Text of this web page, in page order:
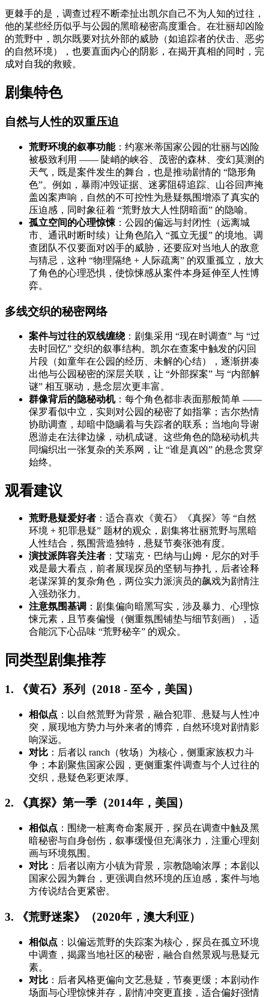
更棘手的是，调查过程不断牵扯出凯尔自己不为人知的过往，
他的某些经历似乎与公园的黑暗秘密高度重合。在壮丽却凶险
的荒野中，凯尔既要对抗外部的威胁（如追踪者的伏击、恶劣
的自然环境），也要直面内心的阴影，在揭开真相的同时，完
成对自我的救赎。
剧集特色
自然与人性的双重压迫
荒野环境的叙事功能：约塞米蒂国家公园的壮丽与凶险
被极致利用 —— 陡峭的峡谷、茂密的森林、变幻莫测的
天气，既是案件发生的舞台，也是推动剧情的 “隐形角
色”。例如，暴雨冲毁证据、迷雾阻碍追踪、山谷回声掩
盖凶案声响，自然的不可控性为悬疑氛围增添了真实的
压迫感，同时象征着 “荒野放大人性阴暗面” 的隐喻。
孤立空间的心理惊悚 ：公园的偏远与封闭性（远离城
市、通讯时断时续）让角色陷入 “孤立无援” 的境地。调
查团队不仅要面对凶手的威胁，还要应对当地人的敌意
与猜忌，这种 “物理隔绝 + 人际疏离” 的双重孤立，放大
了角色的心理恐惧，使惊悚感从案件本身延伸至人性博
弈。
多线交织的秘密网络
案件与过往的双线缠绕 ：剧集采用 “现在时调查” 与 “过
去时回忆” 交织的叙事结构。凯尔在查案中触发的闪回
片段（如童年在公园的经历、未解的心结），逐渐拼凑
出他与公园秘密的深层关联，让 “外部探案” 与 “内部解
谜” 相互驱动，悬念层次更丰富。
群像背后的隐秘动机：每个角色都非表面那般简单 ——
保罗看似中立，实则对公园的秘密了如指掌；吉尔热情
协助调查，却暗中隐瞒着与失踪者的联系；当地向导谢
恩游走在法律边缘，动机成谜。这些角色的隐秘动机共
同编织出一张复杂的关系网，让 “谁是真凶” 的悬念贯穿
始终。
观看建议
荒野悬疑爱好者 ：适合喜欢《黄石》《真探》等 “自然
环境 + 犯罪悬疑” 题材的观众，剧集将壮丽荒野与黑暗
人性结合，氛围营造独特，悬疑节奏张弛有度。
演技派阵容关注者 ：艾瑞克・巴纳与山姆・尼尔的对手
戏是最大看点，前者展现探员的坚韧与挣扎，后者诠释
老谋深算的复杂角色，两位实力派演员的飙戏为剧情注
入强劲张力。
注意氛围基调 ：剧集偏向暗黑写实，涉及暴力、心理惊
悚元素，且节奏偏慢（侧重氛围铺垫与细节刻画），适
合能沉下心品味 “荒野秘辛” 的观众。
同类型剧集推荐
1. 《黄石》系列（2018 - 至今，美国）
相似点 ：以自然荒野为背景，融合犯罪、悬疑与人性冲
突，展现地方势力与外来者的博弈，自然环境对剧情影
响深远。
对比 ：后者以 ranch（牧场）为核心，侧重家族权力斗
争；本剧聚焦国家公园，更侧重案件调查与个人过往的
交织，悬疑色彩更浓厚。
2. 《真探》第一季（2014年，美国）
相似点 ：围绕一桩离奇命案展开，探员在调查中触及黑
暗秘密与自身创伤，叙事缓慢但充满张力，注重心理刻
画与环境氛围。
对比 ：后者以南方小镇为背景，宗教隐喻浓厚；本剧以
国家公园为舞台，更强调自然环境的压迫感，案件与地
方传说结合更紧密。
3. 《荒野迷案》（2020年，澳大利亚）
相似点 ：以偏远荒野的失踪案为核心，探员在孤立环境
中调查，揭露当地社区的秘密，融合自然景观与悬疑元
素。
对比 ：后者风格更偏向文艺悬疑，节奏更缓；本剧动作
场面与心理惊悚并存，剧情冲突更直接，适合偏好强情